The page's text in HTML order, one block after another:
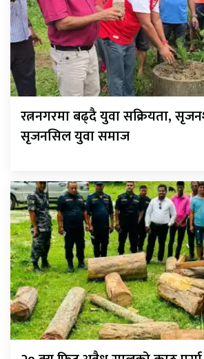
रत्ननगरमा बढ्दै युवा सक्रियता,
सृजनसिल युवा समाज